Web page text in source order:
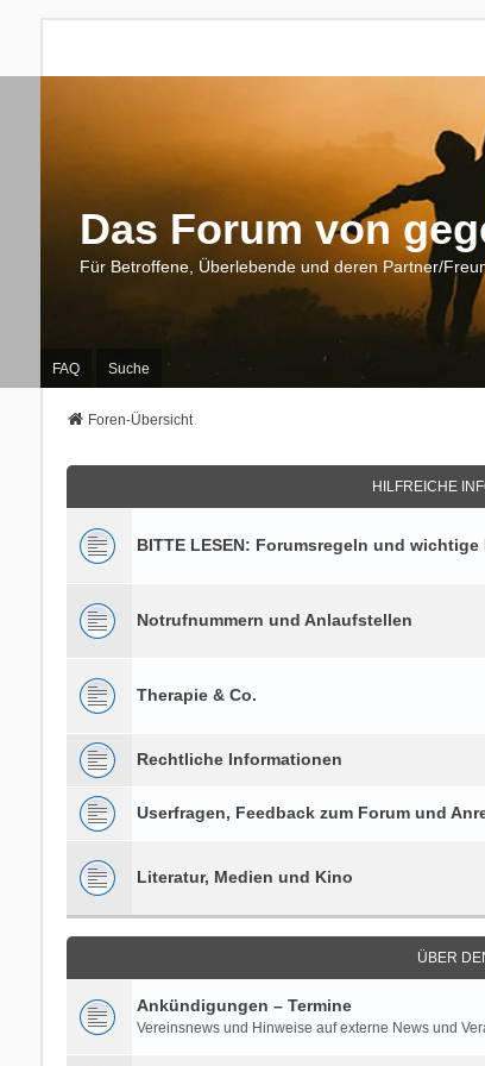
Das Forum von
Für Betroffene, Überlebende und deren Partner/
FAQ Suche
Foren-Übersicht
HILFREICHE
BITTE LESEN: Forumsregeln und
Notrufnummern und Anlaufstellen
Therapie & Co.
Rechtliche Informationen
Userfragen, Feedback zum Forum und
Literatur, Medien und Kino
ÜBER
Ankündigungen – Termine
Vereinsnews und Hinweise auf externe News und